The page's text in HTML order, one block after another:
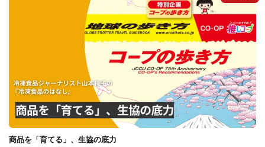
商品を「育てる」、生協の底力